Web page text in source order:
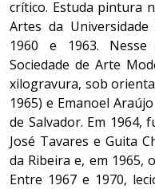
crítico. Estuda pintura
Artes da
1960 e 1963.
Sociedade de Arte
xilogravura, sob
1965) e Emanoel
de Salvador. Em 1964,
José Tavares e Guita
da Ribeira e, em 1965,
Entre 1967 e 1970,